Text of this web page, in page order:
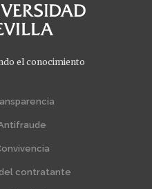
el conocimiento
contratante